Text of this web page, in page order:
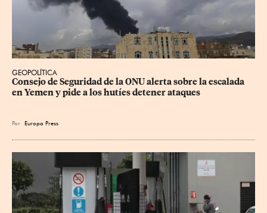
GEOPOLÍTICA
Consejo de Seguridad de la ONU alerta sobre la escalada
en Yemen y pide a los hutíes detener ataques
Por Europa Press